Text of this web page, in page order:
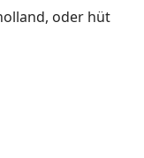
oder hüt